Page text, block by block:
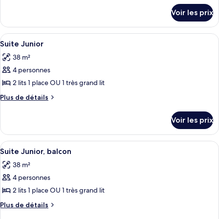
chambre :
Chambre
Familiale,
balcon
le
type
de
Chambre
Familiale,
Voir les prix
Afficher
toutes
les
photos
pour
ce
chambre :
Suite
Junior
Une chambre d’hôtel moderne,
11
Suite Junior
38 m²
4 personnes
2 lits 1 place OU 1 très grand lit
Plus de détails
Plus
le
type
de
Suite
Junior
Voir les prix
Afficher
toutes
les
photos
pour
ce
Une chambre d’hôtel moderne,
14
Suite Junior, balcon
38 m²
4 personnes
2 lits 1 place OU 1 très grand lit
Plus de détails
Plus